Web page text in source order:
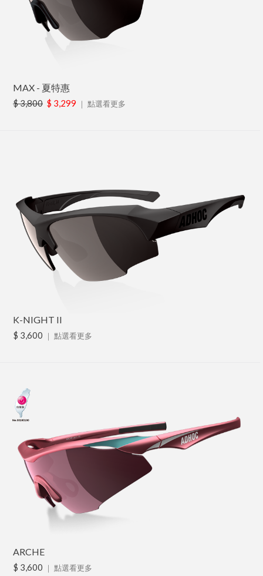
MAX - 夏特惠
$ 3,800 $ 3,299 ｜ 點選看更多
K-NIGHT II
$ 3,600 ｜ 點選看更多
ARCHE
$ 3,600 ｜ 點選看更多